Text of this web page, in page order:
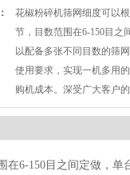
花椒粉碎机筛网细度可以
节，目数范围在6-150目之
以配备多张不同目数的筛
使用要求，实现一机多用
购机成本。深受广大客户的
在6-150目之间定做，